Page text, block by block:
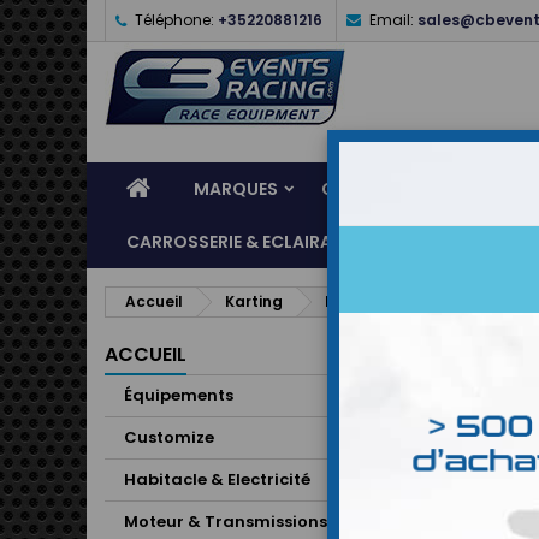
Téléphone: +35220881216 Email:
MARQUES CASQUES
CARROSSERIE & ECLAIRAGE ATELIER &
Accueil Karting Protège côtes OMP
ACCUEIL
Équipements
Customize
Habitacle & Electricité
Moteur & Transmissions